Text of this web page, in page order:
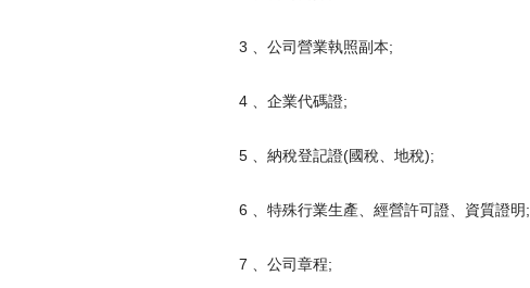
3 、公司營業執照副本;
4 、企業代碼證;
5 、納稅登記證(國稅、地稅);
6 、特殊行業生產、經營許可證、資質證明;
7 、公司章程;